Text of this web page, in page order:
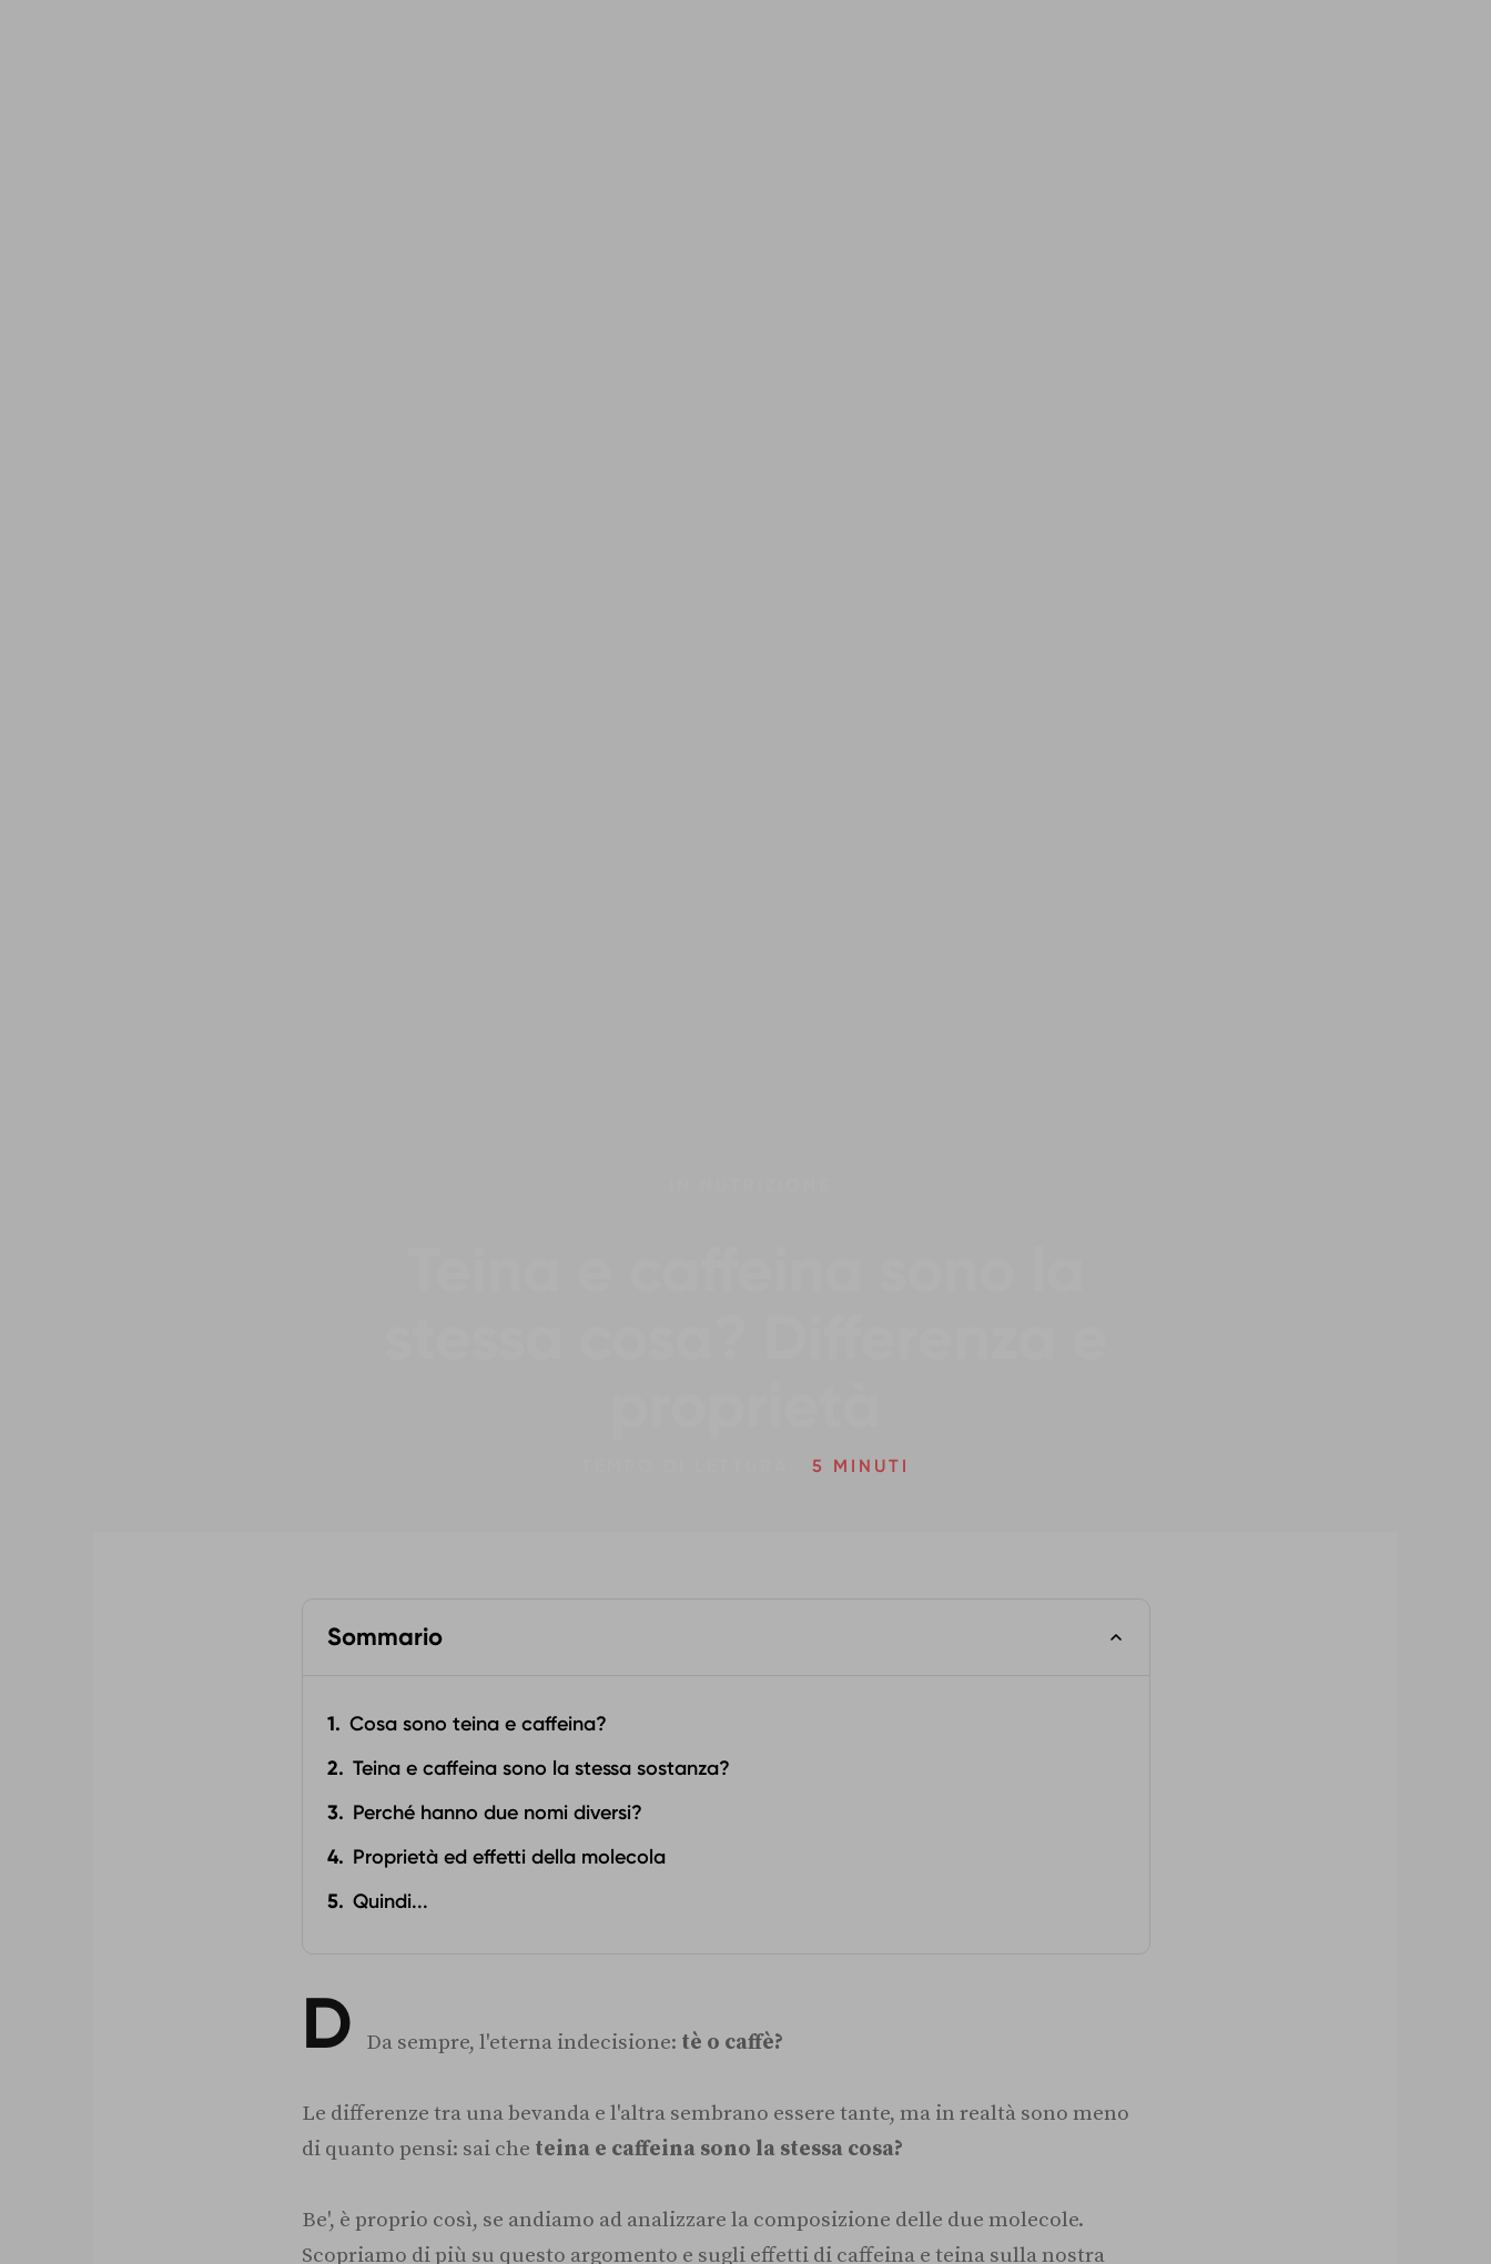
5 MINUTI
Sommario
Cosa sono teina e caffeina?
Teina e caffeina sono la stessa sostanza?
Perché hanno due nomi diversi?
Proprietà ed effetti della molecola
Quindi...
D Da sempre, l'eterna indecisione: tè o caffè?
Le differenze tra una bevanda e l'altra sembrano essere tante, ma in realtà sono meno
di quanto pensi: sai che teina e caffeina sono la stessa cosa?
Be', è proprio così, se andiamo ad analizzare la composizione delle due molecole.
Scopriamo di più su questo argomento e sugli effetti di caffeina e teina sulla nostra